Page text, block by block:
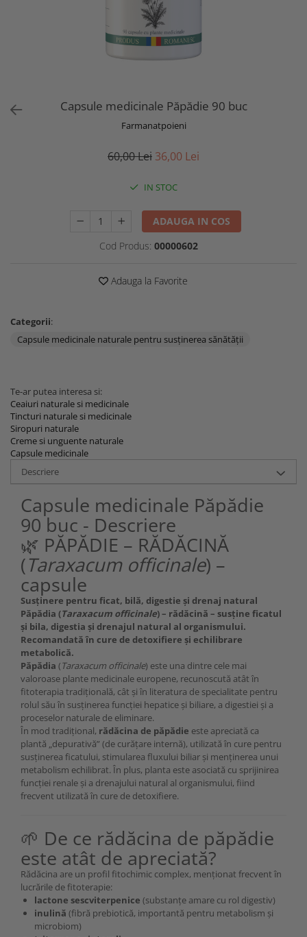
Capsule medicinale Păpădie 90 buc
Farmanatpoieni
60,00 Lei 36,00 Lei
IN STOC
ADAUGA IN COS
Cod Produs: 00000602
Adauga la Favorite
Categorii:
Capsule medicinale naturale pentru susținerea sănătății
Te-ar putea interesa si:
Ceaiuri naturale si medicinale
Tincturi naturale si medicinale
Siropuri naturale
Creme si unguente naturale
Capsule medicinale
Descriere
Capsule medicinale Păpădie
90 buc - Descriere
🌿 PĂPĂDIE – RĂDĂCINĂ
(Taraxacum officinale) –
capsule
Susținere pentru ficat, bilă, digestie și drenaj natural
Păpădia (Taraxacum officinale) – rădăcină – susține ficatul
și bila, digestia și drenajul natural al organismului.
Recomandată în cure de detoxifiere și echilibrare
metabolică.
Păpădia (Taraxacum officinale) este una dintre cele mai
valoroase plante medicinale europene, recunoscută atât în
fitoterapia tradițională, cât și în literatura de specialitate pentru
rolul său în susținerea funcției hepatice și biliare, a digestiei și a
proceselor naturale de eliminare.
În mod tradițional, rădăcina de păpădie este apreciată ca
plantă „depurativă” (de curățare internă), utilizată în cure pentru
susținerea ficatului, stimularea fluxului biliar și menținerea unui
metabolism echilibrat. În plus, planta este asociată cu sprijinirea
funcției renale și a drenajului natural al organismului, fiind
frecvent utilizată în cure de detoxifiere.
🌱 De ce rădăcina de păpădie
este atât de apreciată?
Rădăcina are un profil fitochimic complex, menționat frecvent în
lucrările de fitoterapie:
lactone sescviterpenice (substanțe amare cu rol digestiv)
inulină (fibră prebiotică, importantă pentru metabolism și
microbiom)